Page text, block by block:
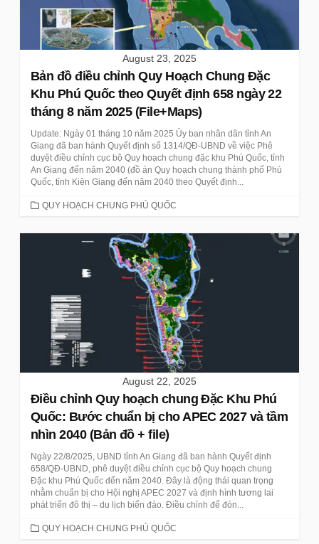
August 23, 2025
Bản đồ điều chỉnh Quy Hoạch Chung Đặc
Khu Phú Quốc theo Quyết định 658 ngày 22
tháng 8 năm 2025 (File+Maps)
Update: Ngày 01 tháng 10 năm 2025 Ủy ban nhân dân tỉnh An
Giang đã ban hành Quyết định số 1314/QĐ-UBND về việc Phê
duyệt điều chỉnh cục bộ Quy hoạch chung đặc khu Phú Quốc, tỉnh
An Giang đến năm 2040 (đồ án Quy hoạch chung thành phố Phú
Quốc, tỉnh Kiên Giang đến năm 2040 theo Quyết định...
CATEGORIES
QUY HOẠCH CHUNG PHÚ QUỐC
August 22, 2025
Điều chỉnh Quy hoạch chung Đặc Khu Phú
Quốc: Bước chuẩn bị cho APEC 2027 và tầm
nhìn 2040 (Bản đồ + file)
Ngày 22/8/2025, UBND tỉnh An Giang đã ban hành Quyết định
658/QĐ-UBND, phê duyệt điều chỉnh cục bộ Quy hoạch chung
Đặc khu Phú Quốc đến năm 2040. Đây là động thái quan trọng
nhằm chuẩn bị cho Hội nghị APEC 2027 và định hình tương lai
phát triển đô thị – du lịch biển đảo. Điều chỉnh để đón...
CATEGORIES
QUY HOẠCH CHUNG PHÚ QUỐC